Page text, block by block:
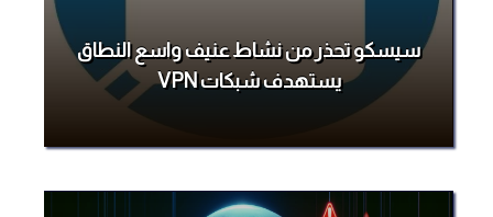
سيسكو تحذر من نشاط عنيف واسع النطاق
يستهدف شبكات VPN